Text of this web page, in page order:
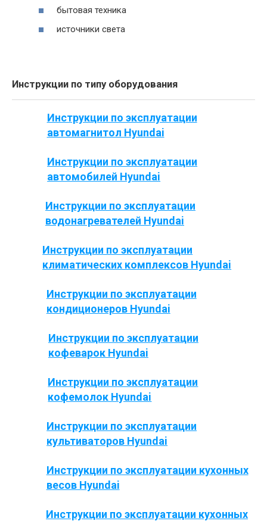
бытовая техника
источники света
Инструкции по типу оборудования
Инструкции по эксплуатации
автомагнитол Hyundai
Инструкции по эксплуатации
автомобилей Hyundai
Инструкции по эксплуатации
водонагревателей Hyundai
Инструкции по эксплуатации
климатических комплексов Hyundai
Инструкции по эксплуатации
кондиционеров Hyundai
Инструкции по эксплуатации
кофеварок Hyundai
Инструкции по эксплуатации
кофемолок Hyundai
Инструкции по эксплуатации
культиваторов Hyundai
Инструкции по эксплуатации кухонных
весов Hyundai
Инструкции по эксплуатации кухонных